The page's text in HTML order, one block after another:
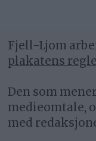
Fjell-Ljom
plakatens
Den som
medieomtale,
med